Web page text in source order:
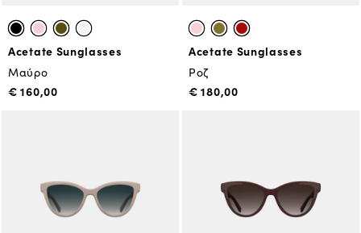
Acetate Sunglasses
Μαύρο
€ 160,00
Acetate Sunglasses
Ροζ
€ 180,00